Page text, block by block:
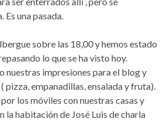
Es una pasada.
sobre las 18,00 y hemos estado
lo que se ha visto hoy.
nuestras impresiones para el blog y
pizza, empanadillas, ensalada y fruta).
los móviles con nuestras casas y
la habitación de José Luis de charla